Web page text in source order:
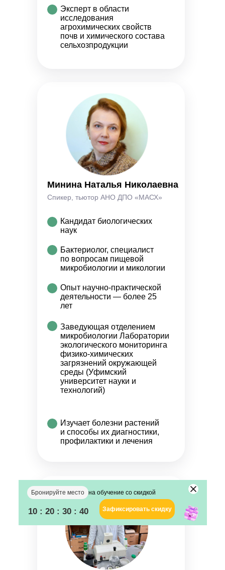
Зафиксировать скидку
10 : 20 : 30 : 40
дней часов минут секунд
Бронируйте место на обучение со скидкой
Минина Наталья Николаевна
Спикер, тьютор АНО ДПО «МАСХ»
Кандидат биологических
наук
Бактериолог, специалист
по вопросам пищевой
микробиологии и микологии
Опыт научно-практической
деятельности — более 25
лет
Заведующая отделением
микробиологии Лаборатории
экологического мониторинга
физико-химических
загрязнений окружающей
среды (Уфимский
университет науки и
технологий)
Изучает болезни растений
и способы их диагностики,
профилактики и лечения
Эксперт в области
исследования
агрохимических свойств
почв и химического состава
сельхозпродукции